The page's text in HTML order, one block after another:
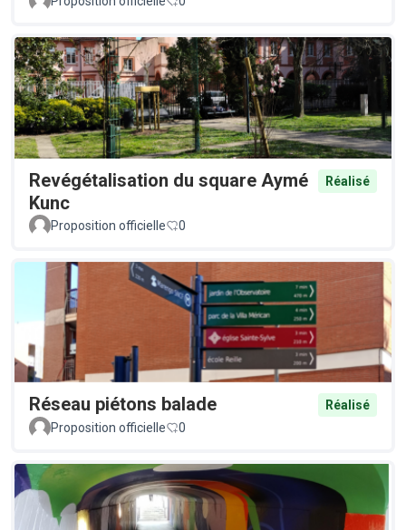
Revégétalisation du square Aymé
Kunc
Réalisé
Proposition officielle 0
Réseau piétons balade
Réalisé
Proposition officielle
0